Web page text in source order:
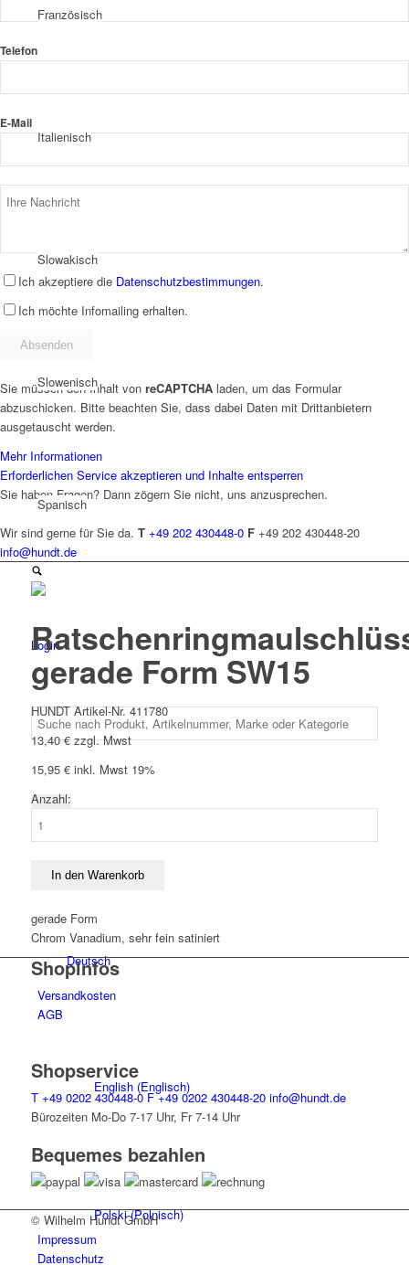
Französisch
Italienisch
Slowakisch
Slowenisch
Spanisch
Login
Deutsch
English(Englisch)
Polski(Polnisch)
Telefon
E-Mail
Ich akzeptiere die Datenschutzbestimmungen.
Ich möchte Infomailing erhalten.
Sie müssen den Inhalt von reCAPTCHA laden, um das Formular
abzuschicken. Bitte beachten Sie, dass dabei Daten mit Drittanbietern
ausgetauscht werden.
Mehr Informationen
Erforderlichen Service akzeptieren und Inhalte entsperren
Sie haben Fragen? Dann zögern Sie nicht, uns anzusprechen.
Wir sind gerne für Sie da. T +49 202 430448-0 F +49 202 430448-20
info@hundt.de
gerade Form SW15
HUNDT Artikel-Nr. 411780
13,40€zzgl. Mwst
15,95 €inkl. Mwst 19%
Anzahl:
SW15In den Warenkorb
gerade Form
Chrom Vanadium, sehr fein satiniert
Shopinfos
Versandkosten
AGB
Shopservice
T +49 0202 430448-0 F+49 0202 430448-20 info@hundt.de
Bürozeiten Mo-Do 7-17 Uhr, Fr 7-14 Uhr
Bequemes bezahlen
© Wilhelm Hundt GmbH
Impressum
Datenschutz